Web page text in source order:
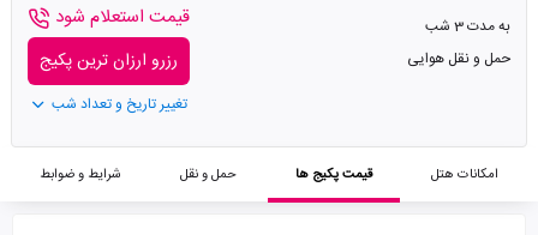
به مدت 3 شب
حمل و نقل هوایی
قیمت استعلام شود
رزرو ارزان ترین پکیج
تغییر تاریخ و تعداد شب
امکانات هتل قیمت پکیج ها حمل و نقل شرایط و ضوابط